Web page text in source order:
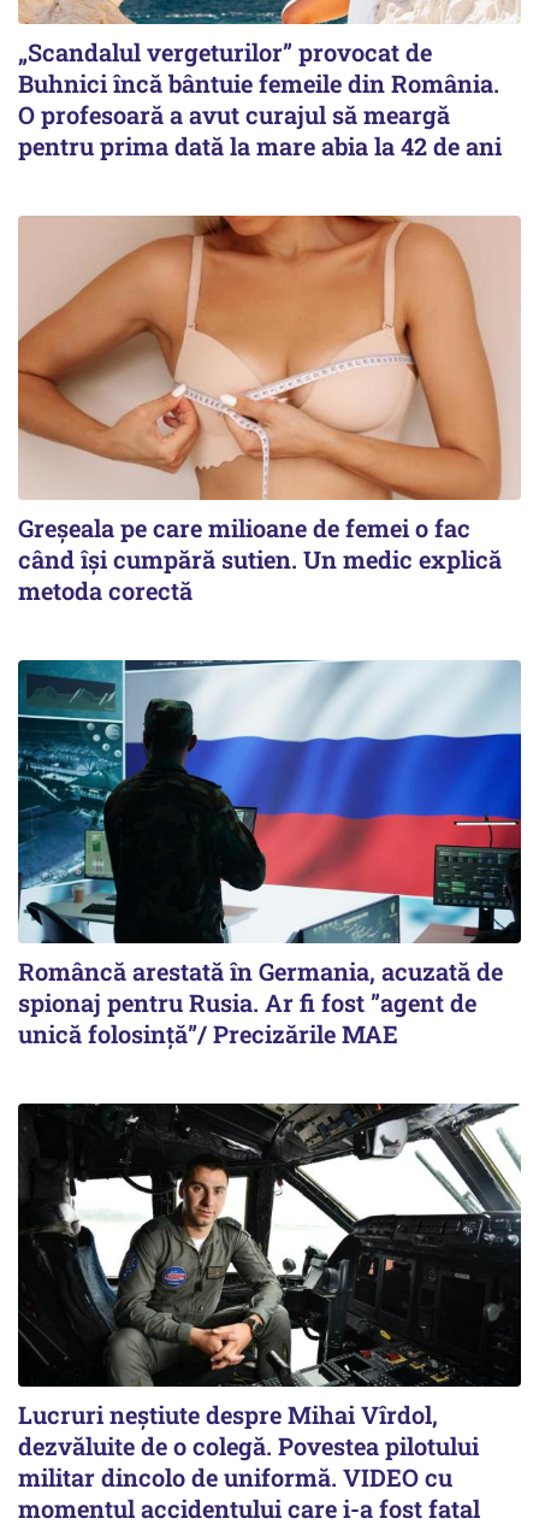
„Scandalul vergeturilor” provocat de
Buhnici încă bântuie femeile din România.
O profesoară a avut curajul să meargă
pentru prima dată la mare abia la 42 de ani
Greșeala pe care milioane de femei o fac
când își cumpără sutien. Un medic explică
metoda corectă
Româncă arestată în Germania, acuzată de
spionaj pentru Rusia. Ar fi fost ”agent de
unică folosință”/ Precizările MAE
Lucruri neștiute despre Mihai Vîrdol,
dezvăluite de o colegă. Povestea pilotului
militar dincolo de uniformă. VIDEO cu
momentul accidentului care i-a fost fatal